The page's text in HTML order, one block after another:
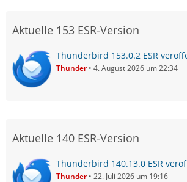
Aktuelle 153 ESR-Version
Thunderbird 153.0.2 ESR
Thunder 4. August 2026 um 22:34
Aktuelle 140 ESR-Version
Thunderbird 140.13.0 ESR
Thunder 22. Juli 2026 um 19:16